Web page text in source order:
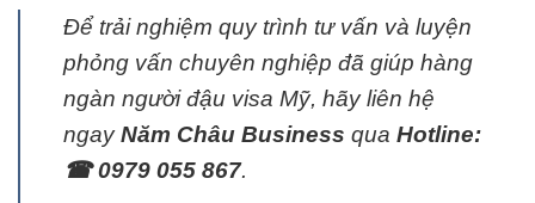
Để trải nghiệm quy trình tư vấn và luyện
phỏng vấn chuyên nghiệp đã giúp hàng
ngàn người đậu visa Mỹ, hãy liên hệ
ngayNăm Châu Business qua Hotline:
☎ 0979 055 867.